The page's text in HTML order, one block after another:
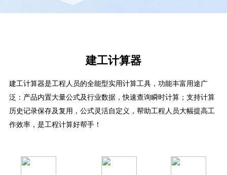
建工计算器
建工计算器是工程人员的全能型实用计算工具，功能丰富用途广
泛：产品内置大量公式及行业数据，快速查询瞬时计算；支持计算
历史记录保存及复用，公式灵活自定义，帮助工程人员大幅提高工
作效率，是工程计算好帮手！